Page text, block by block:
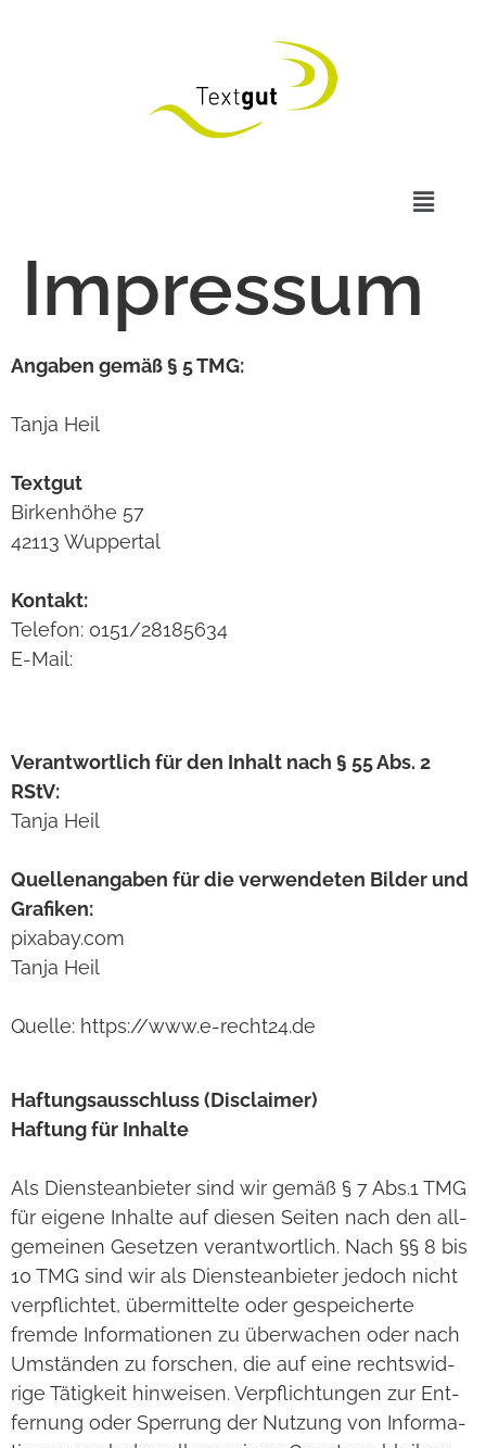
Impres­sum
Anga­ben gemäß § 5 TMG:
Tanja Heil
Text­gut
Bir­ken­höhe 57
42113 Wup­per­tal
Kon­takt:
Tele­fon: 0151/28185634
E-Mail:
Ver­ant­wort­lich für den Inhalt nach § 55 Abs. 2
RStV:
Tanja Heil
Quel­len­an­ga­ben für die ver­wen­de­ten Bil­der und
Gra­fi­ken:
pixabay.com
Tanja Heil
Quelle: https://www.e-recht24.de
Haf­tungs­aus­schluss (Dis­clai­mer)
Haf­tung für Inhalte
Als Diens­te­an­bie­ter sind wir gemäß § 7 Abs.1 TMG
für eigene Inhalte auf die­sen Sei­ten nach den all­
ge­mei­nen Geset­zen ver­ant­wort­lich. Nach §§ 8 bis
10 TMG sind wir als Diens­te­an­bie­ter jedoch nicht
ver­pflich­tet, über­mit­telte oder gespei­cherte
fremde Infor­ma­tio­nen zu über­wa­chen oder nach
Umstän­den zu for­schen, die auf eine rechts­wid­
rige Tätig­keit hin­wei­sen. Ver­pflich­tun­gen zur Ent­
fer­nung oder Sper­rung der Nut­zung von Infor­ma­